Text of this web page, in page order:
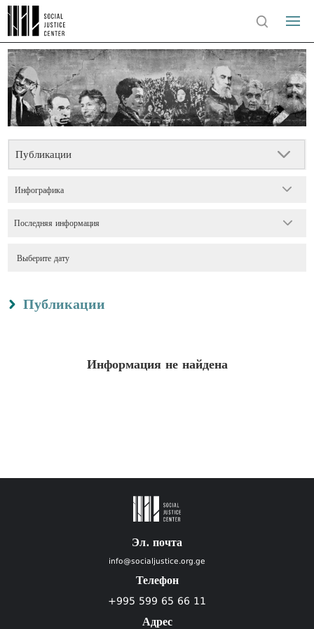
Публикации
Инфографика
Последняя информация
Публикации
Информация не найдена
Эл. почта
info@socialjustice.org.ge
Телефон
+995 599 65 66 11
Адрес